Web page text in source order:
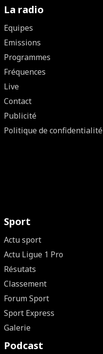
La radio
Equipes
Emissions
Programmes
Fréquences
Live
Contact
Publicité
Politique de confidentialité
Sport
Actu sport
Actu Ligue 1 Pro
Résutats
Classement
Forum Sport
Sport Express
Galerie
Podcast